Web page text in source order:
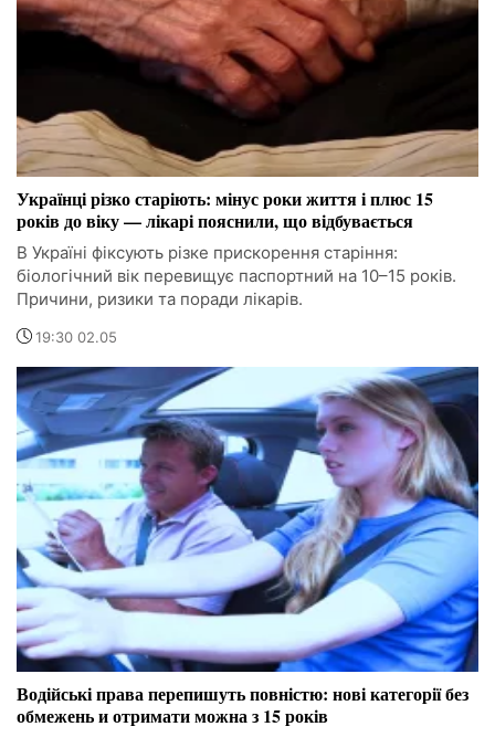
Українці різко старіють: мінус роки життя і плюс 15
років до віку — лікарі пояснили, що відбувається
В Україні фіксують різке прискорення старіння:
біологічний вік перевищує паспортний на 10–15 років.
Причини, ризики та поради лікарів.
19:30 02.05
Водійські права перепишуть повністю: нові категорії без
обмежень и отримати можна з 15 років